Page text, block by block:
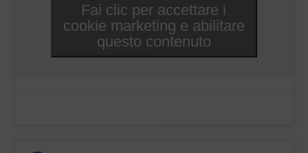
Fai clic per accettare i
cookie marketing e abilitare
questo contenuto